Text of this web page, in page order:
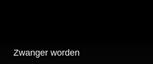
Zwanger worden